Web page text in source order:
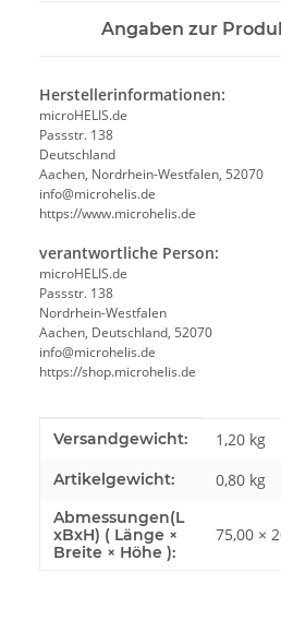
Angaben zur
Herstellerinformationen:
microHELIS.de
Passstr. 138
Deutschland
Aachen, Nordrhein-Westfalen, 52070
info@microhelis.de
https://www.microhelis.de
verantwortliche Person:
microHELIS.de
Passstr. 138
Nordrhein-Westfalen
Aachen, Deutschland, 52070
info@microhelis.de
https://shop.microhelis.de
Produkteigenschaft
Wert
Versandgewicht: 1,20 kg
Artikelgewicht: 0,80 kg
Abmessungen(L
xBxH) ( Länge ×
Breite × Höhe ):
75,00 ×